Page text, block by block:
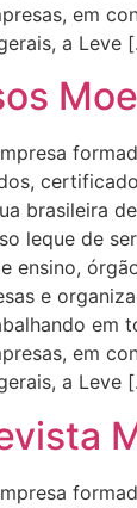
em
a Leve
brasileira
leque de
ensino,
e
em
em
a Leve